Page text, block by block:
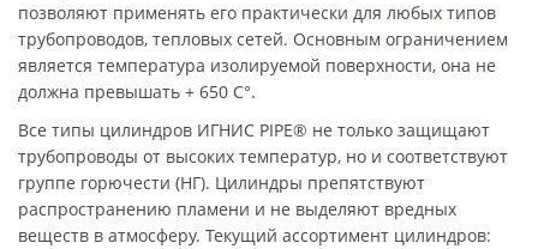
позволяют применять его практически для любых типов
трубопроводов, тепловых сетей. Основным ограничением
является температура изолируемой поверхности, она не
должна превышать + 650 C°.
Все типы цилиндров ИГНИС PIPE® не только защищают
трубопроводы от высоких температур, но и соответствуют
группе горючести (НГ). Цилиндры препятствуют
распространению пламени и не выделяют вредных
веществ в атмосферу. Текущий ассортимент цилиндров: